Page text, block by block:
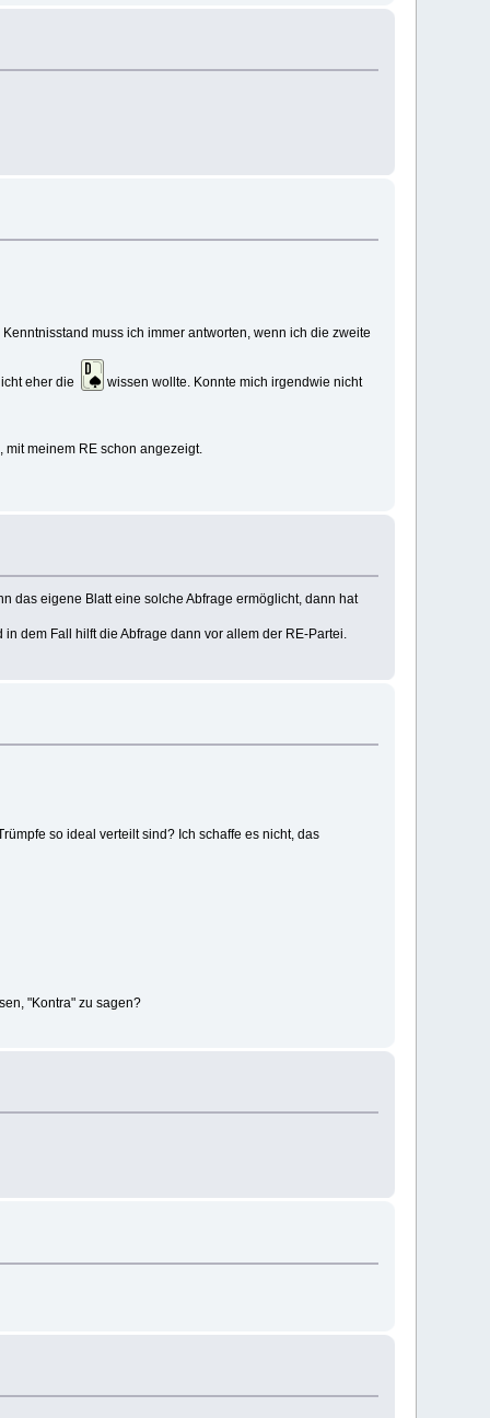
muss ich immer antworten, wenn ich die zweite
eher die wissen wollte. Konnte mich irgendwie nicht
meinem RE schon angezeigt.
das eigene Blatt eine solche Abfrage ermöglicht, dann hat
dem Fall hilft die Abfrage dann vor allem der RE-Partei.
so ideal verteilt sind? Ich schaffe es nicht, das
"Kontra" zu sagen?